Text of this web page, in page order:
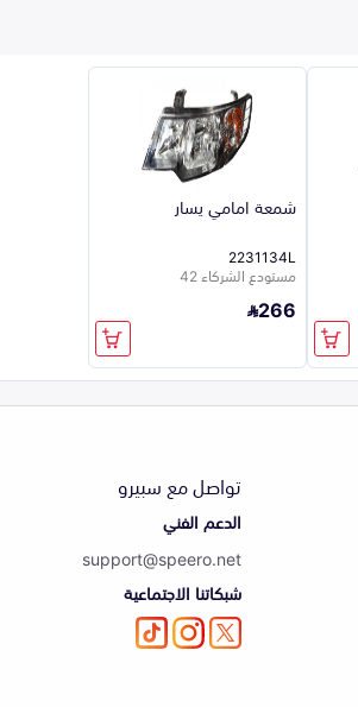
شمعة امامي يسار
2231134L
مستودع الشركاء 42
266
تواصل مع سبيرو
الدعم الفني
support@speero.net
شبكاتنا الاجتماعية